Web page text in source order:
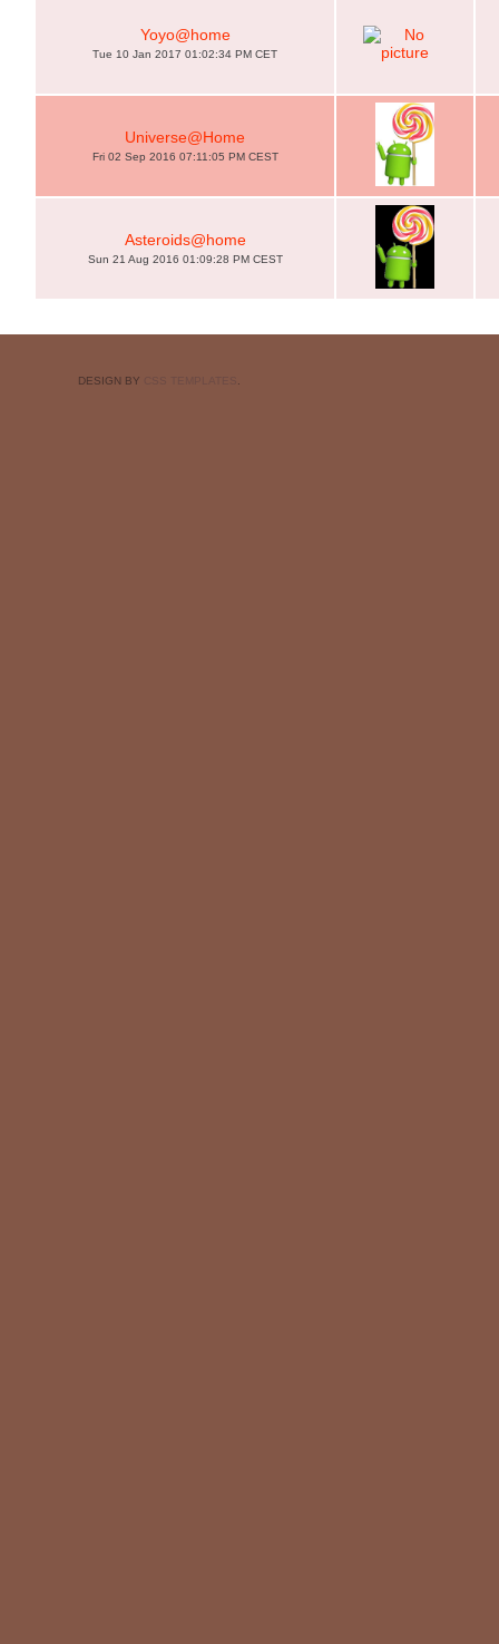
Yoyo@home
Tue 10 Jan 2017 01:02:34 PM CET
Universe@Home
Fri 02 Sep 2016 07:11:05 PM CEST
Asteroids@home
Sun 21 Aug 2016 01:09:28 PM CEST
DESIGN BY CSS TEMPLATES